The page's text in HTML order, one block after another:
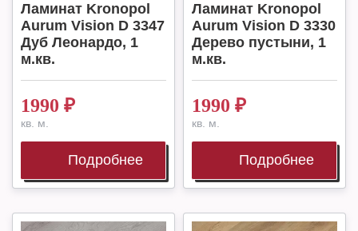
Ламинат Kronopol
Aurum Vision D 3347
Дуб Леонардо, 1
м.кв.
1990 ₽
кв. м.
Подробнее
Ламинат Kronopol
Aurum Vision D 3330
Дерево пустыни, 1
м.кв.
1990 ₽
кв. м.
Подробнее